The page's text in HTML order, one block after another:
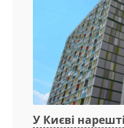
У Києві